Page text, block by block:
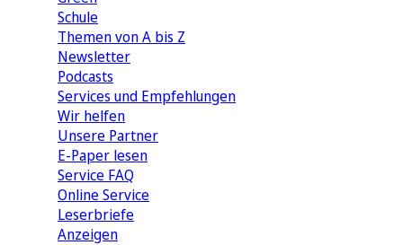
Schule
Themen von A bis Z
Newsletter
Podcasts
Services und Empfehlungen
Wir helfen
Unsere Partner
E-Paper lesen
Service FAQ
Online Service
Leserbriefe
Anzeigen